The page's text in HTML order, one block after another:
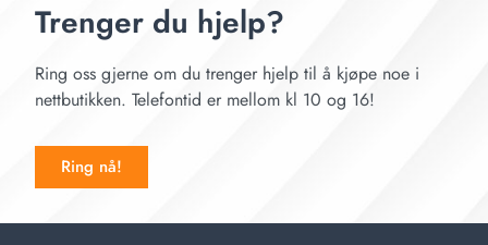
Trenger du hjelp?
Ring oss gjerne om du trenger hjelp til å kjøpe noe i
nettbutikken. Telefontid er mellom kl 10 og 16!
Ring nå!